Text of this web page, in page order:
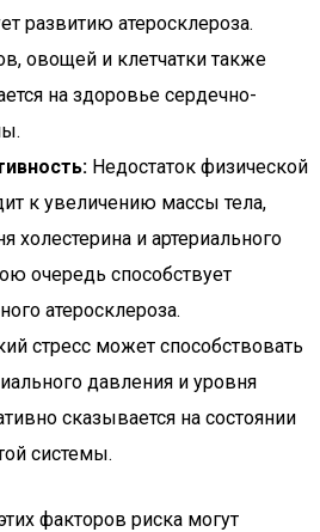
развитию атеросклероза.
овощей и клетчатки также
на здоровье сердечно-
Недостаток физической
к увеличению массы тела,
и артериального
очередь способствует
атеросклероза.
стресс может способствовать
давления и уровня
сказывается на состоянии
системы.
факторов риска могут